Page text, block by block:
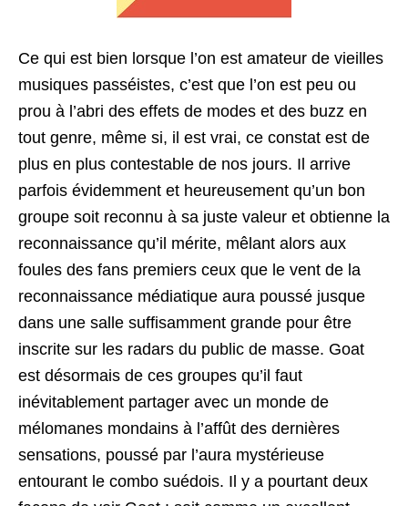
Ce qui est bien lorsque l’on est amateur de vieilles
musiques passéistes, c’est que l’on est peu ou
prou à l’abri des effets de modes et des buzz en
tout genre, même si, il est vrai, ce constat est de
plus en plus contestable de nos jours. Il arrive
parfois évidemment et heureusement qu’un bon
groupe soit reconnu à sa juste valeur et obtienne la
reconnaissance qu’il mérite, mêlant alors aux
foules des fans premiers ceux que le vent de la
reconnaissance médiatique aura poussé jusque
dans une salle suffisamment grande pour être
inscrite sur les radars du public de masse. Goat
est désormais de ces groupes qu’il faut
inévitablement partager avec un monde de
mélomanes mondains à l’affût des dernières
sensations, poussé par l’aura mystérieuse
entourant le combo suédois. Il y a pourtant deux